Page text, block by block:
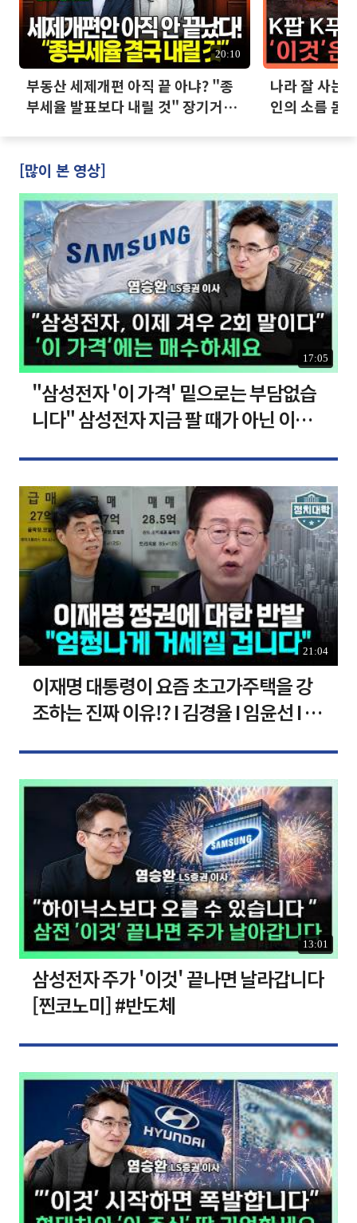
20:10
부동산 세제개편 아직 끝 아냐? "종
부세율 발표보다 내릴 것" 장기거주
나라 잘 사는
인의 소름 돋
[많이 본 영상]
17:05
"삼성전자 '이 가격' 밑으로는 부담없습
니다" 삼성전자 지금 팔 때가 아닌 이유
21:04
이재명 대통령이 요즘 초고가주택을 강
조하는 진짜 이유!? I 김경율 I 임윤선 I 정
13:01
삼성전자 주가 '이것' 끝나면 날라갑니다
[찐코노미] #반도체